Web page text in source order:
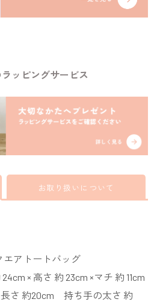
ッピングサービス
お取り扱いについて
エアトートバッグ
× 高さ 約 23cm ×マチ 約 11cm
約20cm 持ち手の太さ 約